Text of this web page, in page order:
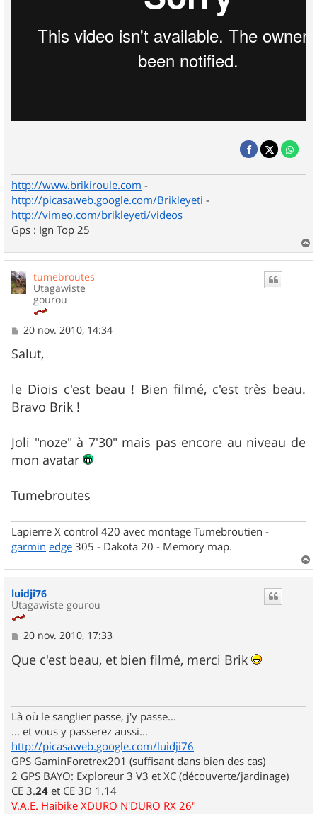
http://www.brikiroule.com -
http://picasaweb.google.com/Brikleyeti -
http://vimeo.com/brikleyeti/videos
Gps : Ign Top 25
a
u
tumebroutes
Utagawiste
gourou
M
s
s
g
e
20 nov. 2010, 14:34
Salut,
le Diois c'est beau ! Bien filmé, c'est très beau.
Bravo Brik !
Joli "noze" à 7'30" mais pas encore au niveau de
mon avatar
Tumebroutes
Lapierre X control 420 avec montage Tumebroutien -
garmin edge 305 - Dakota 20 - Memory map.
a
luidji76
Utagawiste gourou
M
s
s
20 nov. 2010, 17:33
Que c'est beau, et bien filmé, merci Brik
Là où le sanglier passe, j'y passe...
... et vous y passerez aussi...
http://picasaweb.google.com/luidji76
GPS GaminForetrex201 (suffisant dans bien des cas)
2 GPS BAYO: Exploreur 3 V3 et XC (découverte/jardinage)
CE 3.24 et CE 3D 1.14
V.A.E. Haibike XDURO N'DURO RX 26"